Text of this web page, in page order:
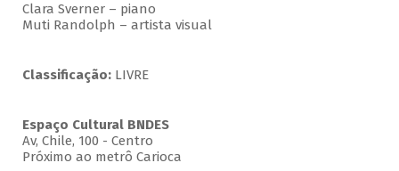
Clara Sverner – piano
Muti Randolph – artista visual
Classificação: LIVRE
Espaço Cultural BNDES
Av, Chile, 100 - Centro
Próximo ao metrô Carioca